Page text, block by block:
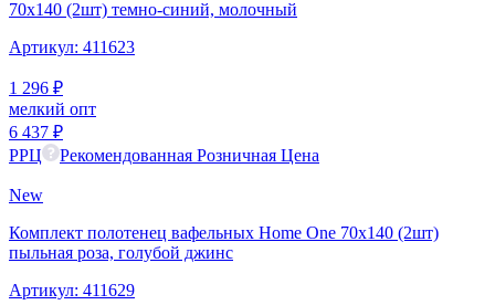
70х140 (2шт) темно-синий, молочный
Артикул: 411623
1 296 ₽
мелкий опт
6 437 ₽
РРЦ
Рекомендованная Розничная Цена
New
Комплект полотенец вафельных Home One 70х140 (2шт)
пыльная роза, голубой джинс
Артикул: 411629